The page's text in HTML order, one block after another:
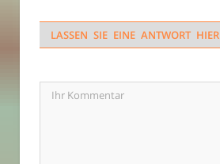
LASSEN SIE EINE ANTWORT HIER